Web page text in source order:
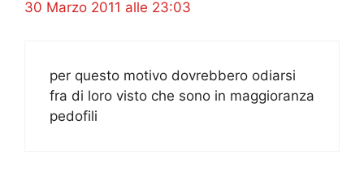
30 Marzo 2011 alle 23:03
per questo motivo dovrebbero odiarsi
fra di loro visto che sono in maggioranza
pedofili